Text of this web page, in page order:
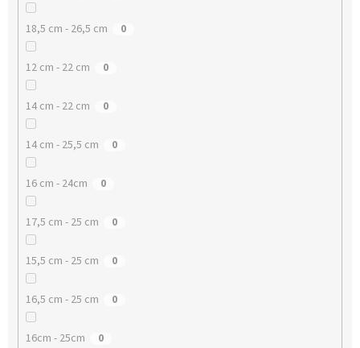
18,5 cm - 26,5 cm 0
12 cm - 22 cm 0
14 cm - 22 cm 0
14 cm - 25,5 cm 0
16 cm - 24cm 0
17,5 cm - 25 cm 0
15,5 cm - 25 cm 0
16,5 cm - 25 cm 0
16cm - 25cm 0